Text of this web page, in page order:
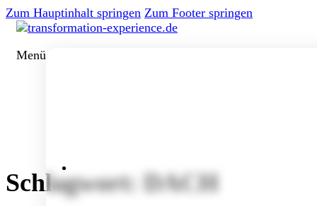
Zum Hauptinhalt springen Zum Footer springen
Menü
Schlagwort: DACH